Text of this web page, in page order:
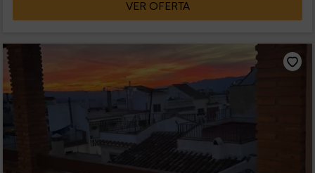
VER OFERTA